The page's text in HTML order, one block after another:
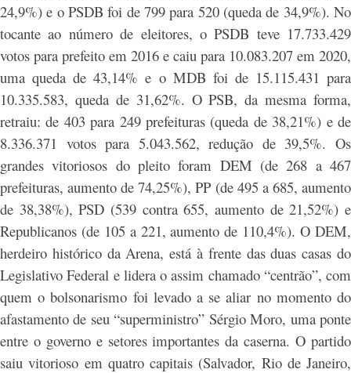
24,9%) e o PSDB foi de 799 para 520 (queda de 34,9%). No
tocante ao número de eleitores, o PSDB teve 17.733.429
votos para prefeito em 2016 e caiu para 10.083.207 em 2020,
uma queda de 43,14% e o MDB foi de 15.115.431 para
10.335.583, queda de 31,62%. O PSB, da mesma forma,
retraiu: de 403 para 249 prefeituras (queda de 38,21%) e de
8.336.371 votos para 5.043.562, redução de 39,5%. Os
grandes vitoriosos do pleito foram DEM (de 268 a 467
prefeituras, aumento de 74,25%), PP (de 495 a 685, aumento
de 38,38%), PSD (539 contra 655, aumento de 21,52%) e
Republicanos (de 105 a 221, aumento de 110,4%). O DEM,
herdeiro histórico da Arena, está à frente das duas casas do
Legislativo Federal e lidera o assim chamado “centrão”, com
quem o bolsonarismo foi levado a se aliar no momento do
afastamento de seu “superministro” Sérgio Moro, uma ponte
entre o governo e setores importantes da caserna. O partido
saiu vitorioso em quatro capitais (Salvador, Rio de Janeiro,